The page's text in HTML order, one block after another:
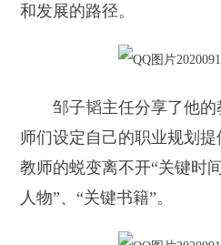
和发展的路径。
邹子韬主任分享了他
师们设定自己的职业规划
教师的蜕变离不开“关键时
人物”、“关键书籍”。